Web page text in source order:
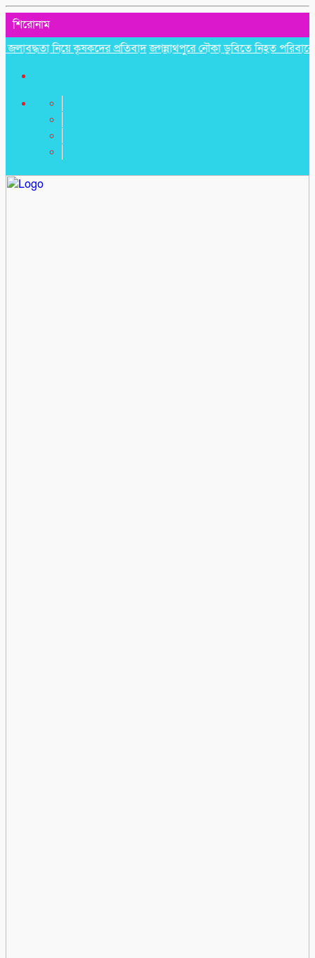
শিরোনাম
নিয়ে কৃষকদের প্রতিবাদজগন্নাথপুরে নৌকা ডুবিতে নিহত পরিবারের